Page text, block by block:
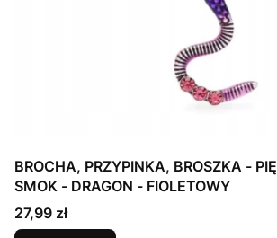
BROCHA, PRZYPINKA, BROSZKA -
SMOK - DRAGON - FIOLETOWY
Cena
27,99 zł